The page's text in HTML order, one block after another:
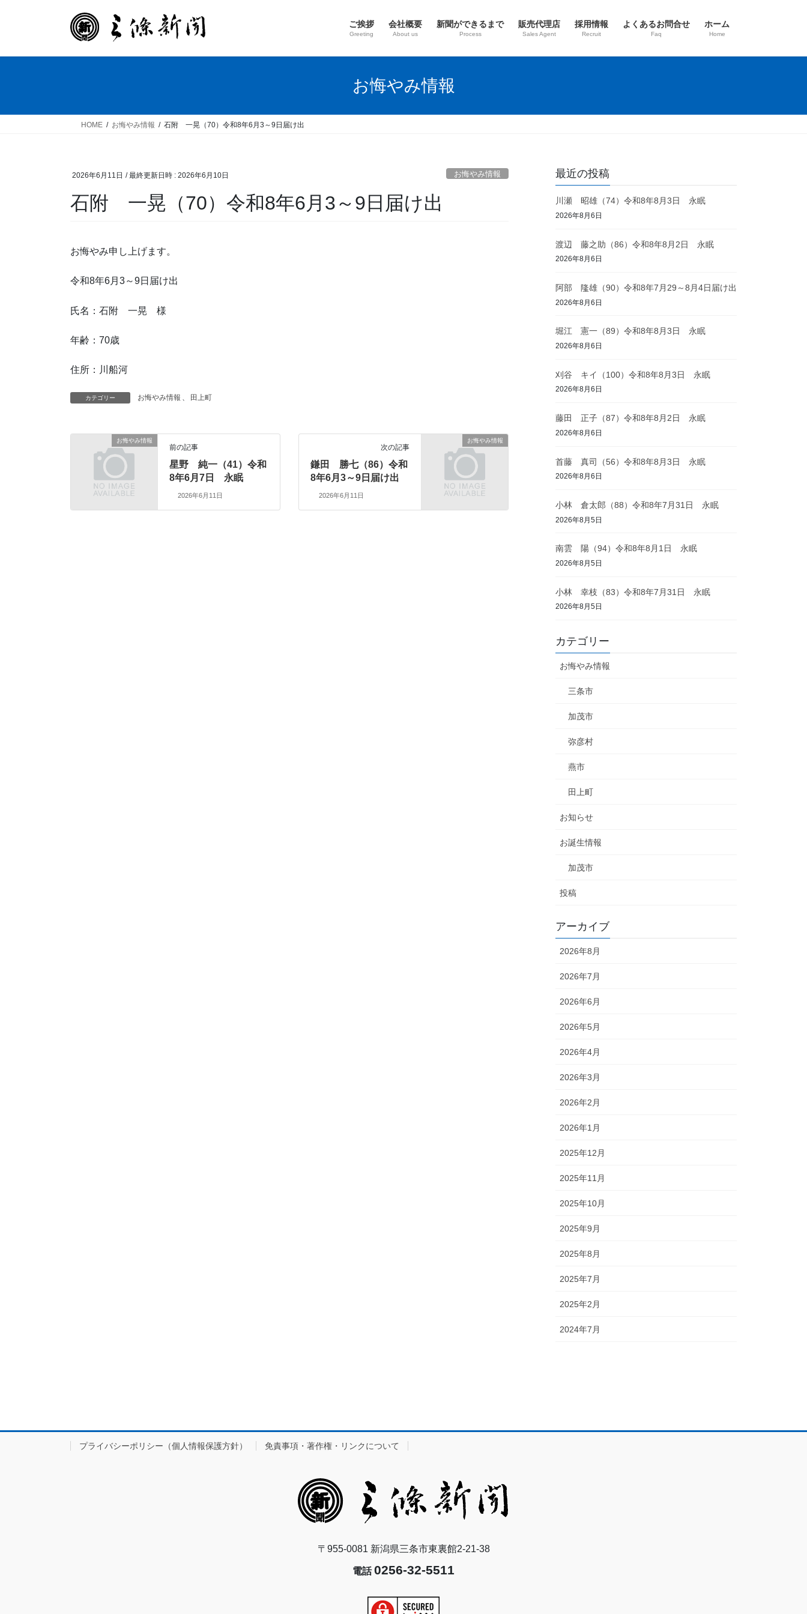
ご挨拶
Greeting
会社概要
About us
新聞ができるまで
Process
販売代理店
Sales Agent
採用情報
Recruit
よくあるお問合せ
Faq
ホーム
Home
お悔やみ情報
HOME お悔やみ情報 石附 一晃（70）令和8年6月3～9日届け出
2026年6月11日 / 最終更新日時 : 2026年6月10日 お悔やみ情報
石附 一晃（70）令和8年6月3～9日届け出
お悔やみ申し上げます。
令和8年6月3～9日届け出
氏名：石附 一晃 様
年齢：70歳
住所：川船河
カテゴリー お悔やみ情報 、 田上町
お悔やみ情報
前の記事
星野 純一（41）令和
8年6月7日 永眠
2026年6月11日
お悔やみ情報
次の記事
鎌田 勝七（86）令和
8年6月3～9日届け出
2026年6月11日
最近の投稿
川瀬 昭雄（74）令和8年8月3日 永眠
2026年8月6日
渡辺 藤之助（86）令和8年8月2日 永眠
2026年8月6日
阿部 隆雄（90）令和8年7月29～8月4日届け出
2026年8月6日
堀江 憲一（89）令和8年8月3日 永眠
2026年8月6日
刈谷 キイ（100）令和8年8月3日 永眠
2026年8月6日
藤田 正子（87）令和8年8月2日 永眠
2026年8月6日
首藤 真司（56）令和8年8月3日 永眠
2026年8月6日
小林 倉太郎（88）令和8年7月31日 永眠
2026年8月5日
南雲 陽（94）令和8年8月1日 永眠
2026年8月5日
小林 幸枝（83）令和8年7月31日 永眠
2026年8月5日
カテゴリー
お悔やみ情報
三条市
加茂市
弥彦村
燕市
田上町
お知らせ
お誕生情報
加茂市
投稿
アーカイブ
2026年8月
2026年7月
2026年6月
2026年5月
2026年4月
2026年3月
2026年2月
2026年1月
2025年12月
2025年11月
2025年10月
2025年9月
2025年8月
2025年7月
2025年2月
2024年7月
プライバシーポリシー（個人情報保護方針） 免責事項・著作権・リンクについて
〒955-0081 新潟県三条市東裏館2-21-38
電話0256-32-5511